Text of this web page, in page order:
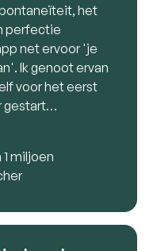
het
perfectie
net ervoor 'je
Ik genoot ervan
voor het eerst
gestart…
1 miljoen